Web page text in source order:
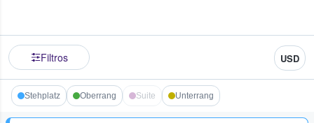
Filtros USD
Stehplatz Oberrang Suite Unterrang